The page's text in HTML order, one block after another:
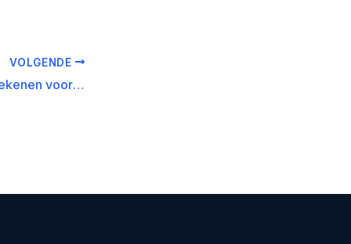
VOLGENDE
Wat AI Agents betekenen voor effectief persbericht schrijven